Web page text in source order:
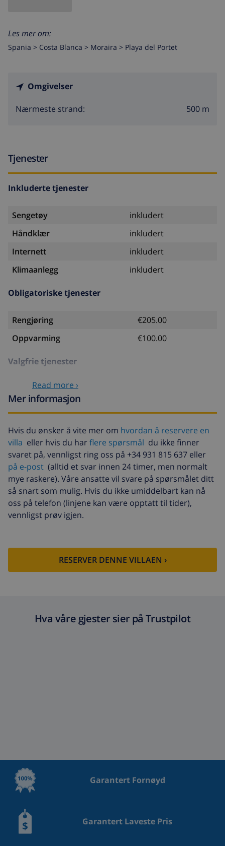
Les mer om:
Spania > Costa Blanca > Moraira > Playa del Portet
Omgivelser
Nærmeste strand: 500 m
Tjenester
Inkluderte tjenester
Sengetøy
inkludert
Håndklær
inkludert
Internett
inkludert
Klimaanlegg
inkludert
Obligatoriske tjenester
Rengjøring
€205.00
Oppvarming
€100.00
Valgfrie tjenester
Barneseng
Barnestol
USD 23,45 , betales ved
ankomst
Kjæledyr
USD 58,64
Sen ankomst
USD 93,82 , betales ved
ankomst
Avbestillingsdepositum:
4.80% av totalbeløp
Read more ›
Mer informasjon
Hvis du ønsker å vite mer om hvordan å reservere en
villa eller hvis du har flere spørsmål du ikke finner
svaret på, vennligst ring oss på +34 931 815 637 eller
på e-post (alltid et svar innen 24 timer, men normalt
mye raskere). Våre ansatte vil svare på spørsmålet ditt
så snart som mulig. Hvis du ikke umiddelbart kan nå
oss på telefon (linjene kan være opptatt til tider),
vennligst prøv igjen.
RESERVER DENNE VILLAEN ›
Hva våre gjester sier på Trustpilot
Garantert Fornøyd
Garantert Laveste Pris